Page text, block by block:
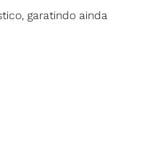
garatindo ainda